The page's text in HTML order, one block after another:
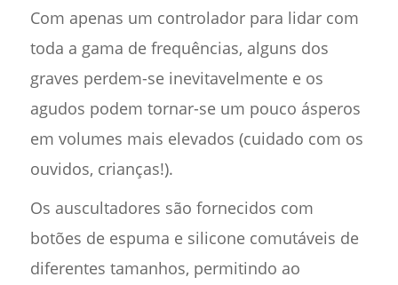
Com apenas um controlador para lidar com
toda a gama de frequências, alguns dos
graves perdem-se inevitavelmente e os
agudos podem tornar-se um pouco ásperos
em volumes mais elevados (cuidado com os
ouvidos, crianças!).
Os auscultadores são fornecidos com
botões de espuma e silicone comutáveis de
diferentes tamanhos, permitindo ao